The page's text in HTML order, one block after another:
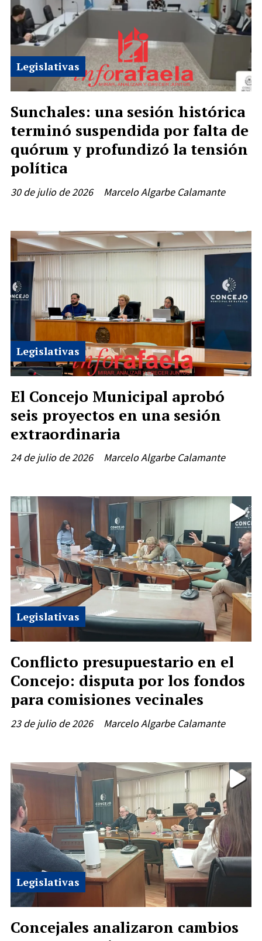
Sunchales: una sesión histórica
terminó suspendida por falta de
quórum y profundizó la tensión
política
Marcelo Algarbe Calamante
Legislativas
30 de julio de 2026
El Concejo Municipal aprobó
seis proyectos en una sesión
extraordinaria
Marcelo Algarbe Calamante
Legislativas
24 de julio de 2026
Conflicto presupuestario en el
Concejo: disputa por los fondos
para comisiones vecinales
Marcelo Algarbe Calamante
Legislativas
23 de julio de 2026
Concejales analizaron cambios
Legislativas